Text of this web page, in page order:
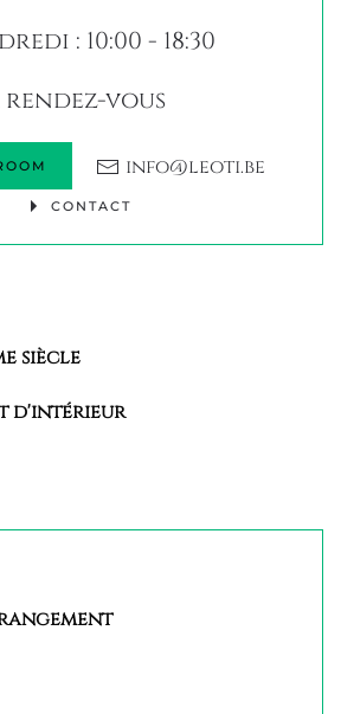
: 10:00 - 18:30
rendez-vous
info@leoti.be
CONTACT
siècle
d'intérieur